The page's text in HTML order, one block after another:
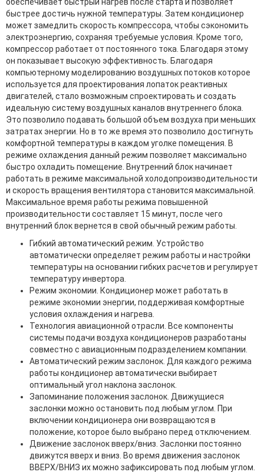
быстрее достичь нужной температуры. Затем кондиционер
может замедлить cкорость компрессора, чтобы сэкономить
электроэнергию, сохраняя требуемые условия. Кроме того,
компрессор работает от постоянного тока. Благодаря этому
он показывает высокую эффективность. Благодаря
компьютерному моделированию воздушных потоков которое
используется для проектирования лопаток реактивных
двигателей, стало возможным спроектировать и создать
идеальную систему воздушных каналов внутреннего блока.
Это позволило подавать большой объем воздуха при меньших
затратах энергии. Но в то же время это позволило достигнуть
комфортной температуры в каждом уголке помещения. В
режиме охлаждения данный режим позволяет максимально
быстро охладить помещение. Внутренний блок начинает
работать в режиме максимальной холодопроизводительности
и скорость вращения вентилятора становится максимальной.
Максимальное время работы режима повышенной
производительности составляет 15 минут, после чего
внутренний блок вернется в свой обычный режим работы.
Гибкий автоматический режим. Устройство
автоматически определяет режим работы и настройки
температуры на основании гибких расчетов и регулирует
температуру инвертора.
Режим экономии. Кондиционер может работать в
режиме экономии энергии, поддерживая комфортные
условия охлаждения и нагрева.
Технология авиационной отрасли. Все компоненты
системы подачи воздуха кондиционеров разработаны
совместно с авиационным подразделением компании.
Автоматический режим заслонок. Для каждого режима
работы кондиционер автоматически выбирает
оптимальный угол наклона заслонок.
Запоминание положения заслонок. Движущиеся
заслонки можно остановить под любым углом. При
включении кондиционера они возвращаются в
положение, которое было выбрано перед отключением.
Движение заслонок вверх/вниз. Заслонки постоянно
движутся вверх и вниз. Во время движения заслонок
ВВЕРХ/ВНИЗ их можно зафиксировать под любым углом.